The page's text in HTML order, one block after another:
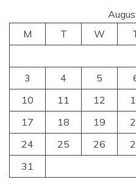
M
T W
3
4 5
10
11 12
17
18 19
24
25 26
31